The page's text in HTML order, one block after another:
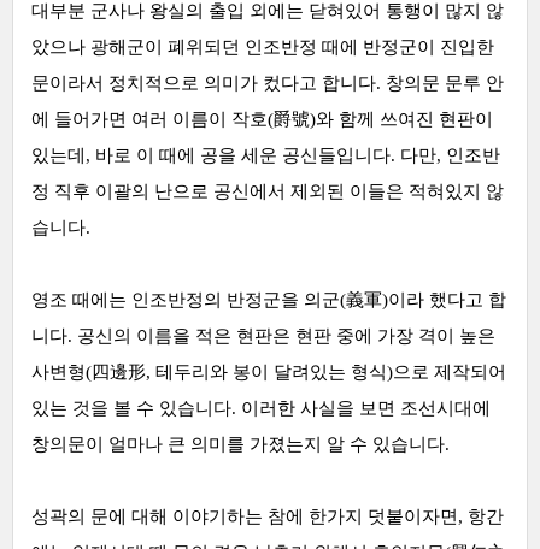
대부분 군사나 왕실의 출입 외에는 닫혀있어 통행이 많지 않
았으나 광해군이 폐위되던 인조반정 때에 반정군이 진입한
문이라서 정치적으로 의미가 컸다고 합니다. 창의문 문루 안
에 들어가면 여러 이름이 작호(爵號)와 함께 쓰여진 현판이
있는데, 바로 이 때에 공을 세운 공신들입니다. 다만, 인조반
정 직후 이괄의 난으로 공신에서 제외된 이들은 적혀있지 않
습니다.
영조 때에는 인조반정의 반정군을 의군(義軍)이라 했다고 합
니다. 공신의 이름을 적은 현판은 현판 중에 가장 격이 높은
사변형(四邊形, 테두리와 봉이 달려있는 형식)으로 제작되어
있는 것을 볼 수 있습니다. 이러한 사실을 보면 조선시대에
창의문이 얼마나 큰 의미를 가졌는지 알 수 있습니다.
성곽의 문에 대해 이야기하는 참에 한가지 덧붙이자면, 항간